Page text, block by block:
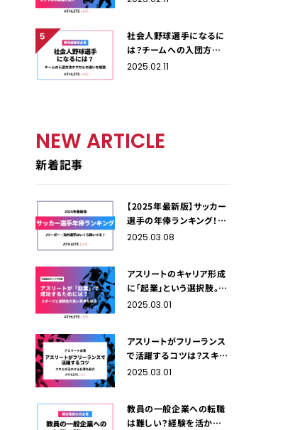
社会人野球選手になるに
は？チームへの入団方法や
プロとの違いを解説
2025.02.11
NEW ARTICLE
新着記事
【2025年最新版】サッカー
選手の年俸ランキング！J
リーガー・海外選手はいく
2025.03.08
アスリートのキャリア形成
に「起業」という選択肢。ビ
ジネスで成功するために
2025.03.01
アスリートがフリーランス
で活躍するコツは？スキル
が活かせる仕事も紹介
2025.03.01
教員の一般企業への転職
は難しい？経験を活かせる